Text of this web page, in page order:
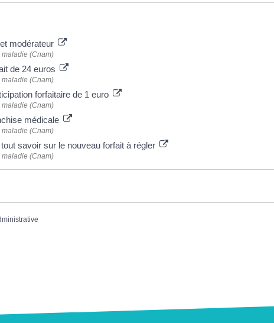
modérateur
(Cnam)
de 24 euros
(Cnam)
forfaitaire de 1 euro
(Cnam)
médicale
(Cnam)
savoir sur le nouveau forfait à régler
(Cnam)